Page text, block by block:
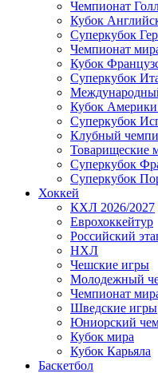
Чемпионат
Кубок
Суперкубок
Чемпионат
Кубок
Суперкубок
Кубок
Суперкубок
Клубный
Товарищеские
Суперкубок
Суперкубок
Хоккей
КХЛ 2026/2027
Еврохоккейтур
Российский
НХЛ
Чешские игры
Молодежный
Чемпионат
Шведские игры
Юниорский
Кубок мира
Кубок Карьяла
Баскетбол